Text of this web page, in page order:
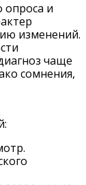
опроса и
изменений.
чаще
сомнения,